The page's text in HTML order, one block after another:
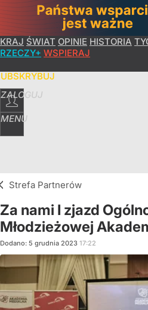
KRAJ ŚWIAT OPINIE HISTORIA
RZECZY+ WSPIERAJ
ZALOGUJ
MENU
Strefa Partnerów
Za nami I zjazd
Młodzieżowej
Dodano: 5 grudnia 2023 17:22